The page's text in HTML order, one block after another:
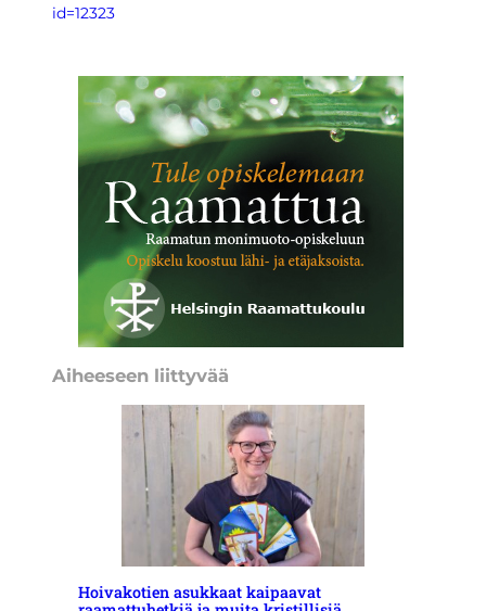
id=12323
Aiheeseen liittyvää
Hoivakotien asukkaat kaipaavat